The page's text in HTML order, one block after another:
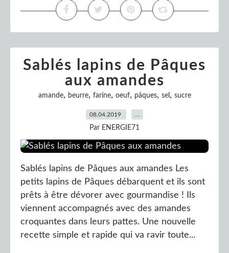
Sablés lapins de Pâques
aux amandes
amande, beurre, farine, oeuf, pâques, sel, sucre
08.04.2019
Par ENERGIE71
Sablés lapins de Pâques aux amandes Les
petits lapins de Pâques débarquent et ils sont
prêts à être dévorer avec gourmandise ! Ils
viennent accompagnés avec des amandes
croquantes dans leurs pattes. Une nouvelle
recette simple et rapide qui va ravir toute...